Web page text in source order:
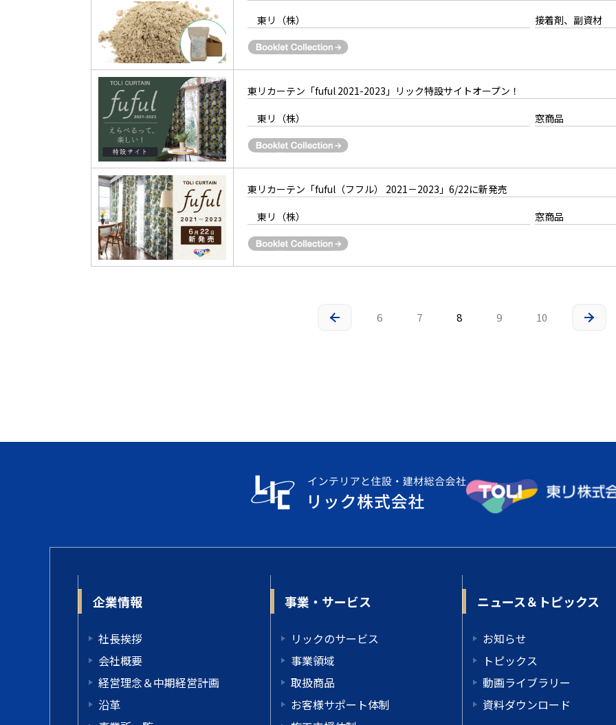
東リ（株）
接着剤、副資材
東リカーテン「fuful 2021-2023」リック特設サイトオープン！
東リ（株）
窓商品
東リカーテン「fuful（フフル） 2021－2023」6/22に新発売
東リ（株）
窓商品
6 7 8 9 10
企業情報
社長挨拶
会社概要
経営理念＆中期経営計画
沿革
事業・サービス
リックのサービス
事業領域
取扱商品
お客様サポート体制
ニュース＆トピックス
お知らせ
トピックス
動画ライブラリー
資料ダウンロード